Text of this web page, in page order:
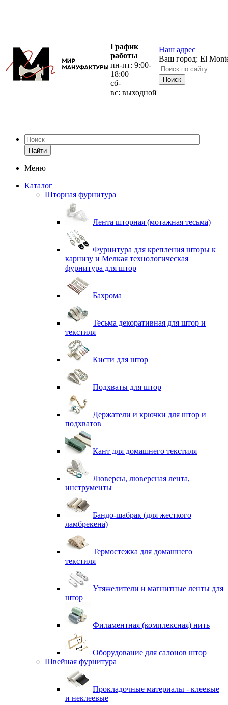
График
работы
пн-пт: 9:00-
18:00
сб-
вс: выходной
Наш адрес
Ваш город: El
Найти
Меню
Каталог
Шторная фурнитура
Лента шторная (мотажная тесьма)
Фурнитура для крепления шторы к
карнизу и Мелкая технологическая
фурнитура для штор
Бахрома
Тесьма декоративная для штор и
текстиля
Кисти для штор
Подхваты для штор
Держатели и крючки для штор и
подхватов
Кант для домашнего текстиля
Люверсы, люверсная лента,
инструменты
Бандо-шабрак (для жесткого
ламбрекена)
Термостежка для домашнего
текстиля
Утяжелители и магнитные ленты для
штор
Филаментная (комплексная) нить
Оборудование для салонов штор
Швейная фурнитура
Прокладочные материалы - клеевые
и неклеевые